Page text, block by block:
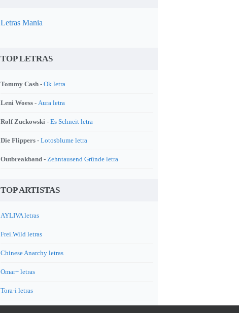
Letras Mania
TOP LETRAS
Tommy Cash - Ok letra
Leni Woess - Aura letra
Rolf Zuckowski - Es Schneit letra
Die Flippers - Lotosblume letra
Outbreakband - Zehntausend Gründe letra
TOP ARTISTAS
AYLIVA letras
Frei.Wild letras
Chinese Anarchy letras
Omar+ letras
Tora-i letras